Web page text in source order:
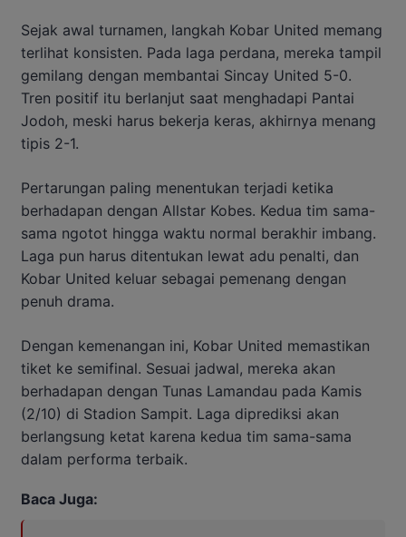
Sejak awal turnamen, langkah Kobar United memang
terlihat konsisten. Pada laga perdana, mereka tampil
gemilang dengan membantai Sincay United 5-0.
Tren positif itu berlanjut saat menghadapi Pantai
Jodoh, meski harus bekerja keras, akhirnya menang
tipis 2-1.
Pertarungan paling menentukan terjadi ketika
berhadapan dengan Allstar Kobes. Kedua tim sama-
sama ngotot hingga waktu normal berakhir imbang.
Laga pun harus ditentukan lewat adu penalti, dan
Kobar United keluar sebagai pemenang dengan
penuh drama.
Dengan kemenangan ini, Kobar United memastikan
tiket ke semifinal. Sesuai jadwal, mereka akan
berhadapan dengan Tunas Lamandau pada Kamis
(2/10) di Stadion Sampit. Laga diprediksi akan
berlangsung ketat karena kedua tim sama-sama
dalam performa terbaik.
Baca Juga: